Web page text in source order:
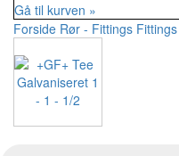
Gå til kurven »
Forside Rør - Fittings